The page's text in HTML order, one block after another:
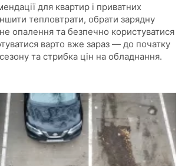
для квартир і приватних
тепловтрати, обрати зарядну
опалення та безпечно користуватися
варто вже зараз — до початку
та стрибка цін на обладнання.